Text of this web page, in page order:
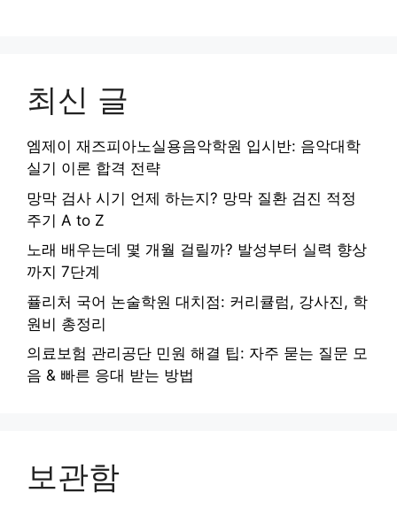
최신 글
엠제이 재즈피아노실용음악학원 입시반: 음악대학
실기 이론 합격 전략
망막 검사 시기 언제 하는지? 망막 질환 검진 적정
주기 A to Z
노래 배우는데 몇 개월 걸릴까? 발성부터 실력 향상
까지 7단계
퓰리처 국어 논술학원 대치점: 커리큘럼, 강사진, 학
원비 총정리
의료보험 관리공단 민원 해결 팁: 자주 묻는 질문 모
음 & 빠른 응대 받는 방법
보관함